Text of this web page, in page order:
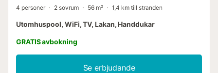
4 personer 2 sovrum 56 m² 1,4 km till stranden
Utomhuspool, WiFi, TV, Lakan, Handdukar
GRATIS avbokning
Se erbjudande